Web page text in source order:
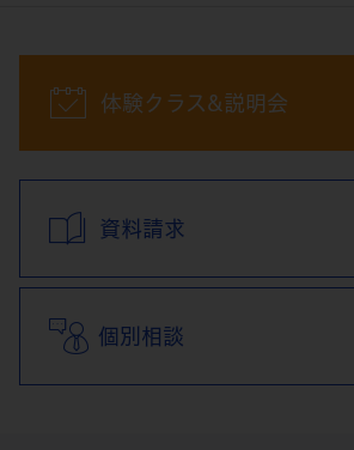
体験クラス&説明会
資料請求
個別相談